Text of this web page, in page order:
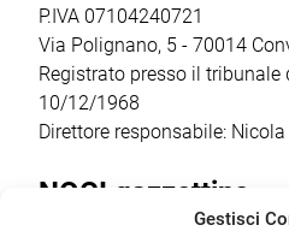
punto […]
stagione
2026/2027
P.IVA 07104240721
Via Polignano, 5 - 70014
Registrato presso il tribunale
10/12/1968
Direttore responsabile:
NOCI gazzettino
Gestisci